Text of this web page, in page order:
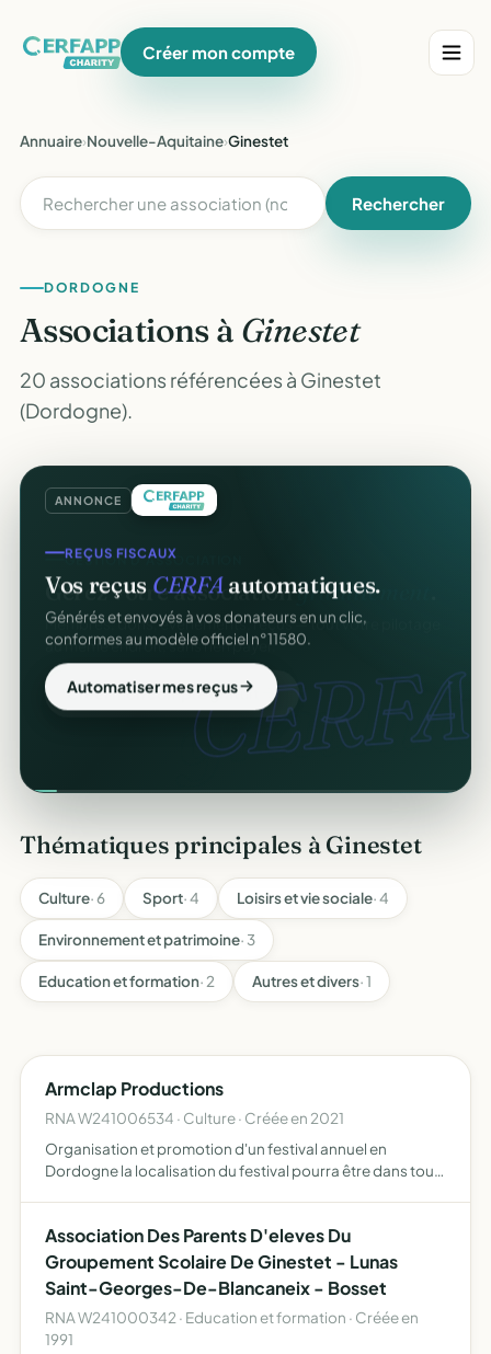
Créer mon compte
Annuaire›Nouvelle-Aquitaine›Ginestet
Rechercher
DORDOGNE
Associations à Ginestet
20 associations référencées à Ginestet
(Dordogne).
ANNONCE
CERFA.
REÇUS FISCAUX
Vos reçus CERFAautomatiques.
Générés et envoyés à vos donateurs en un clic,
conformes au modèle officiel n°11580.
Automatiser mes reçus
Thématiques principales à Ginestet
Culture· 6 Sport· 4 Loisirs et vie sociale· 4
Environnement et patrimoine· 3
Education et formation· 2 Autres et divers· 1
Armclap Productions
RNA W241006534 · Culture · Créée en 2021
Organisation et promotion d'un festival annuel en
Dordogne la localisation du festival pourra être dans tout
ampl…
Association Des Parents D'eleves Du
Groupement Scolaire De Ginestet - Lunas
Saint-Georges-De-Blancaneix - Bosset
RNA W241000342 · Education et formation · Créée en
1991